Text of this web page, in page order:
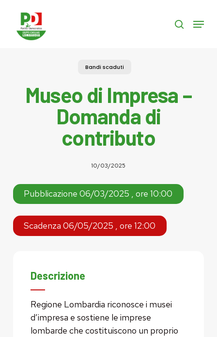
content
search
Menu
Bandi scaduti
Museo di Impresa –
Domanda di
contributo
10/03/2025
Pubblicazione 06/03/2025 , ore 10:00
Scadenza 06/05/2025 , ore 12:00
Descrizione
Regione Lombardia riconosce i musei
d’impresa e sostiene le imprese
lombarde che costituiscono un proprio